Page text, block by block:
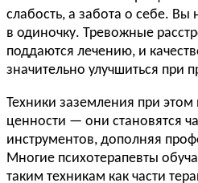
слабость, а забота о себе. Вы
в одиночку. Тревожные
поддаются лечению, и
значительно улучшиться при
Техники заземления при этом
ценности — они становятся
инструментов, дополняя
Многие психотерапевты
таким техникам как части